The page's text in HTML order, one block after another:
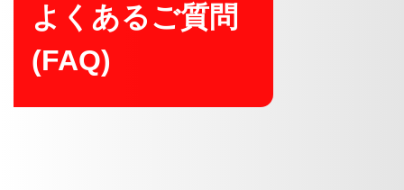
よくあるご質問
(FAQ)